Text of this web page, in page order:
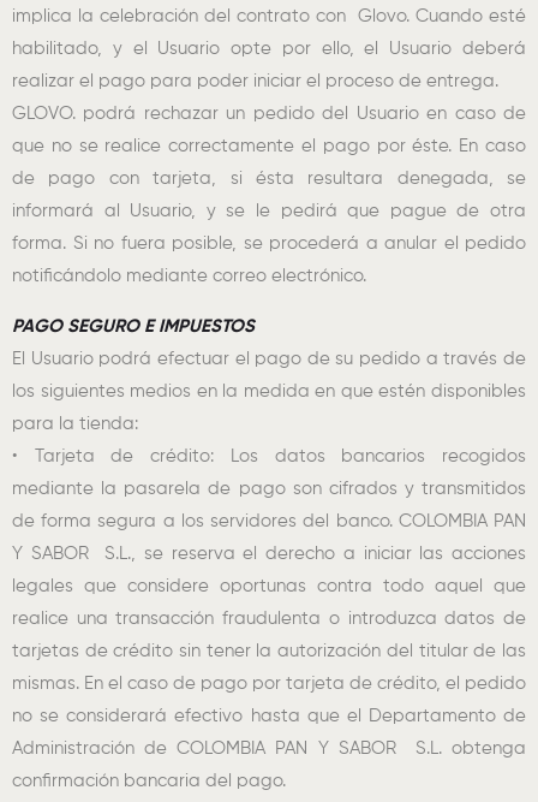
implica la celebración del contrato con Glovo. Cuando esté
habilitado, y el Usuario opte por ello, el Usuario deberá
realizar el pago para poder iniciar el proceso de entrega.
GLOVO. podrá rechazar un pedido del Usuario en caso de
que no se realice correctamente el pago por éste. En caso
de pago con tarjeta, si ésta resultara denegada, se
informará al Usuario, y se le pedirá que pague de otra
forma. Si no fuera posible, se procederá a anular el pedido
notificándolo mediante correo electrónico.
PAGO SEGURO E IMPUESTOS
El Usuario podrá efectuar el pago de su pedido a través de
los siguientes medios en la medida en que estén disponibles
para la tienda:
• Tarjeta de crédito: Los datos bancarios recogidos
mediante la pasarela de pago son cifrados y transmitidos
de forma segura a los servidores del banco. COLOMBIA PAN
Y SABOR S.L., se reserva el derecho a iniciar las acciones
legales que considere oportunas contra todo aquel que
realice una transacción fraudulenta o introduzca datos de
tarjetas de crédito sin tener la autorización del titular de las
mismas. En el caso de pago por tarjeta de crédito, el pedido
no se considerará efectivo hasta que el Departamento de
Administración de COLOMBIA PAN Y SABOR S.L. obtenga
confirmación bancaria del pago.